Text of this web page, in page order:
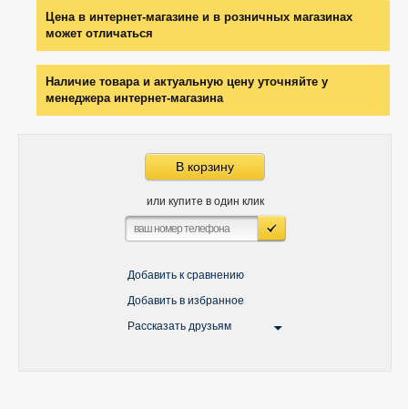
Цена в интернет-магазине и в розничных магазинах
может отличаться
Наличие товара и актуальную цену уточняйте у
менеджера интернет-магазина
В корзину
или купите в один клик
Добавить к сравнению
Добавить в избранное
Рассказать друзьям